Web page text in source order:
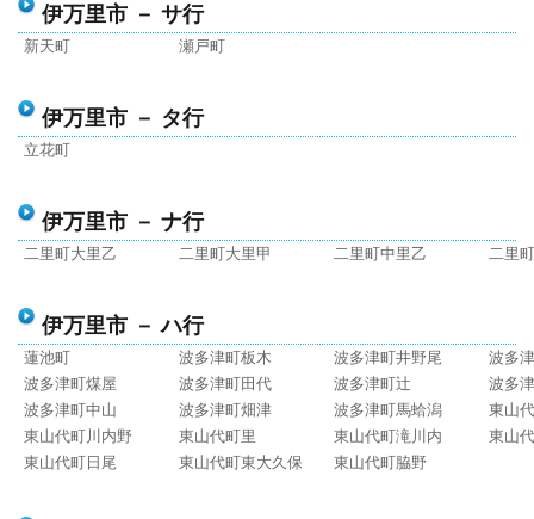
伊万里市 － サ行
新天町 瀬戸町
伊万里市 － タ行
立花町
伊万里市 － ナ行
二里町大里乙 二里町大里甲 二里町中里乙 二里
伊万里市 － ハ行
蓮池町 波多津町板木 波多津町井野尾
波多
波多津町煤屋
波多津町田代 波多津町辻
波多
波多津町中山
波多津町畑津 波多津町馬蛤潟
東山
東山代町川内野
東山代町里 東山代町滝川内
東山
東山代町日尾
東山代町東大久保 東山代町脇野